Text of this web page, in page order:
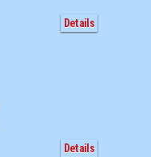
Details
Details